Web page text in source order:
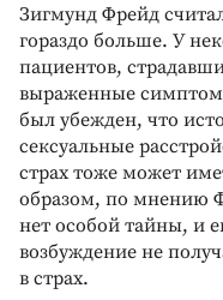
Зигмунд Фрейд
гораздо больше. У
пациентов,
выраженные
был убежден, что
сексуальные
страх тоже может
образом, по мнению
нет особой тайны, и
возбуждение не
в страх.